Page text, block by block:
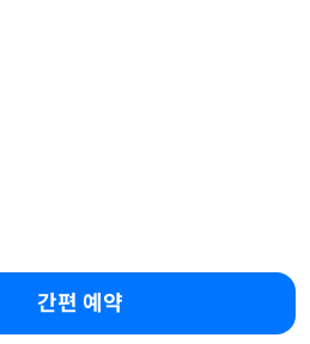
간편 예약